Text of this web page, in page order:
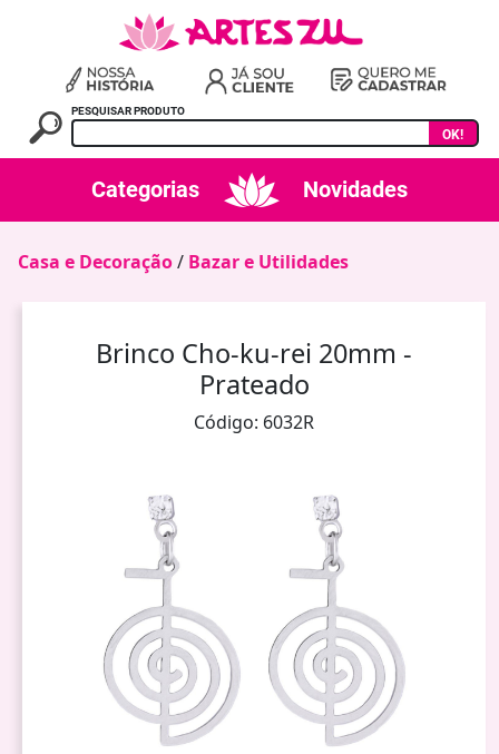
PESQUISAR PRODUTO
OK!
Categorias Novidades
Casa e Decoração/ Bazar e Utilidades
Brinco Cho-ku-rei 20mm -
Prateado
Código: 6032R